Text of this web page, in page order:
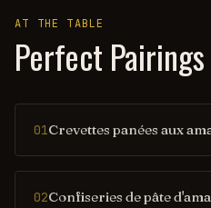
AT THE TABLE
Perfect Pairings
01Crevettes panées aux
02Confiseries de pâte